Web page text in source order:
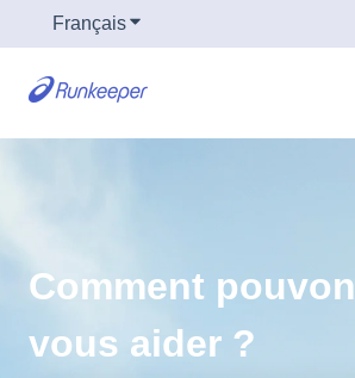
FrançaisAfficher le sous-menu pour
Comment
vous aider ?